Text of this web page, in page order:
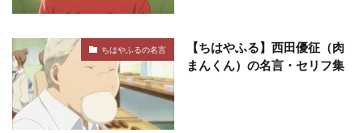
ちはやふるの名言
【ちはやふる】西田優征（肉
まんくん）の名言・セリフ集